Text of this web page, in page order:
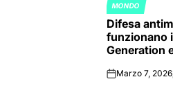
POSTED
IN
MONDO
Difesa
funzionano
Generation
onMarzo 7, 2026